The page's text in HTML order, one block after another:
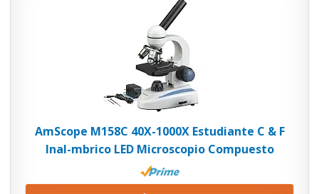
AmScope M158C 40X-1000X Estudiante C & F
Inal-mbrico LED Microscopio Compuesto